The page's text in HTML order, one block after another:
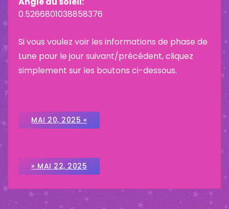
0.5266801038858376
Si vous voulez voir les informations de phase de
Lune pour le jour suivant/précédent, cliquez
simplement sur les boutons ci-dessous.
MAI 20, 2025 «
» MAI 22, 2025